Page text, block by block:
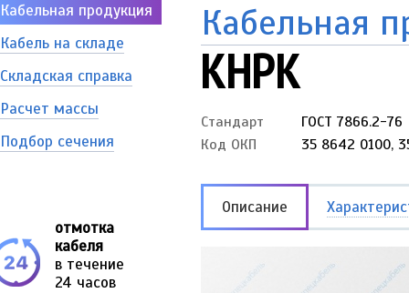
Кабельная продукция
Кабель на складе
Складская справка
Расчет массы
Подбор сечения
отмотка
кабеля
в течение
24 часов
Кабельная
КНРК
Стандарт
ГОСТ 7866.2-76
Код ОКП
35 8642 0100,
Описание